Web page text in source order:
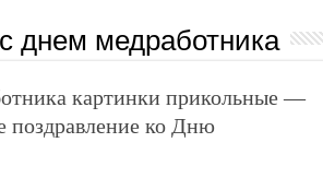
днем медработника
картинки прикольные —
ко Дню